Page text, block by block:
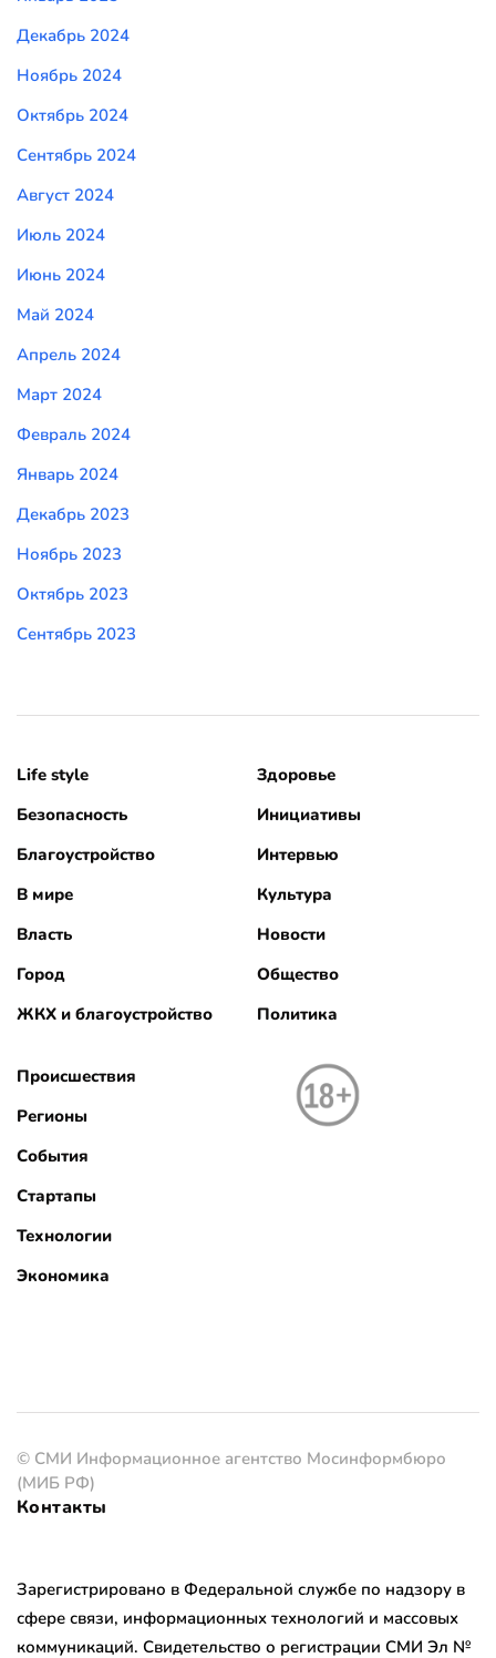
Декабрь 2024
Ноябрь 2024
Октябрь 2024
Сентябрь 2024
Август 2024
Июль 2024
Июнь 2024
Май 2024
Апрель 2024
Март 2024
Февраль 2024
Январь 2024
Декабрь 2023
Ноябрь 2023
Октябрь 2023
Сентябрь 2023
Life style
Безопасность
Благоустройство
В мире
Власть
Город
ЖКХ и благоустройство
Здоровье
Инициативы
Интервью
Культура
Новости
Общество
Политика
Происшествия
Регионы
События
Стартапы
Технологии
Экономика
© СМИ Информационное агентство Мосинформбюро
(МИБ РФ)
Контакты
Зарегистрировано в Федеральной службе по надзору в
сфере связи, информационных технологий и массовых
коммуникаций. Свидетельство о регистрации СМИ Эл №